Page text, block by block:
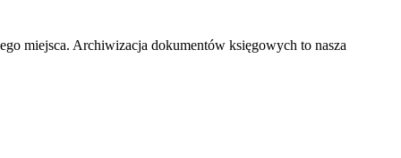
miejsca. Archiwizacja dokumentów księgowych to nasza